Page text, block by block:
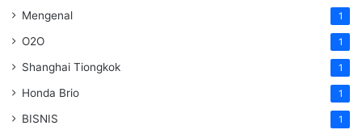
Mengenal 1
O2O 1
Shanghai Tiongkok 1
Honda Brio 1
BISNIS 1